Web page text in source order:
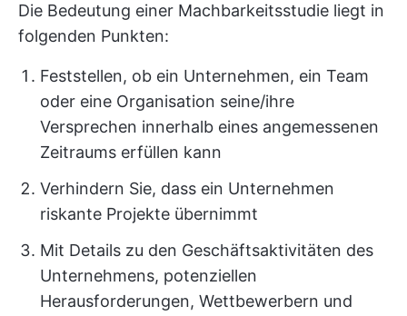
Die Bedeutung einer Machbarkeitsstudie liegt in
folgenden Punkten:
Feststellen, ob ein Unternehmen, ein Team
oder eine Organisation seine/ihre
Versprechen innerhalb eines angemessenen
Zeitraums erfüllen kann
Verhindern Sie, dass ein Unternehmen
riskante Projekte übernimmt
Mit Details zu den Geschäftsaktivitäten des
Unternehmens, potenziellen
Herausforderungen, Wettbewerbern und